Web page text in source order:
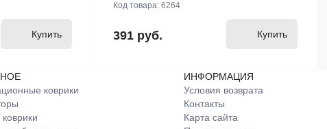
Купить
Код товара: 6264
391 руб. Купить
коврики
ИНФОРМАЦИЯ
Условия возврата
Контакты
Карта сайта